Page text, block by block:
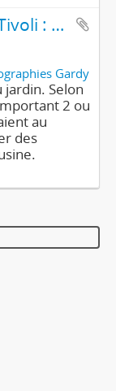
Genève, chemin de Tivoli : villa Gardy
Gardy
jardin. Selon
2 ou
au
des